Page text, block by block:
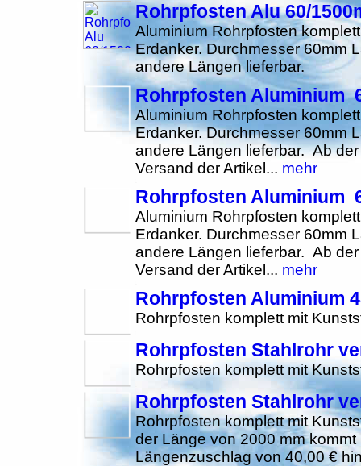
Rohrpfosten Alu 60/
Aluminium Rohrpfosten
Erdanker. Durchmesser 60mm
andere Längen lieferbar.
Rohrpfosten Aluminium
Aluminium Rohrpfosten
Erdanker. Durchmesser 60mm
andere Längen lieferbar. Ab
Versand der Artikel... mehr
Rohrpfosten Aluminium
Aluminium Rohrpfosten
Erdanker. Durchmesser 60mm
andere Längen lieferbar. Ab
Versand der Artikel... mehr
Rohrpfosten Aluminium
Rohrpfosten komplett mit
Rohrpfosten Stahlrohr
Rohrpfosten komplett mit
Rohrpfosten Stahlrohr
Rohrpfosten komplett mit
der Länge von 2000 mm
Längenzuschlag von 40,00 €